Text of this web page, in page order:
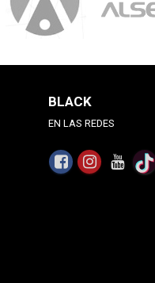
BLACK
EN LAS REDES